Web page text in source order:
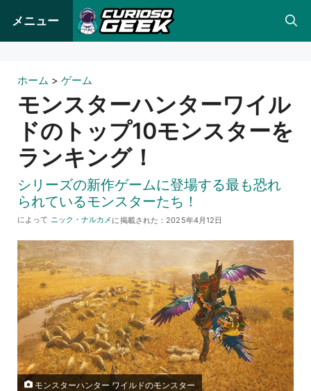
ン
メニュー
ホーム > ゲーム
モンスターハンターワイル
ドのトップ10モンスターを
ランキング！
シリーズの新作ゲームに登場する最も恐れ
られているモンスターたち！
に掲載された： 2025年4月12日
によって ニック・ナルカメ
モンスターハンター ワイルドのモンスター